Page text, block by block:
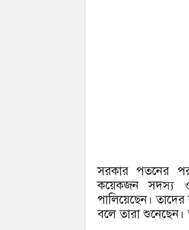
সরকার পতনের পর
কয়েকজন সদস্য ও
পালিয়েছেন।
বলে তারা শুনেছেন।